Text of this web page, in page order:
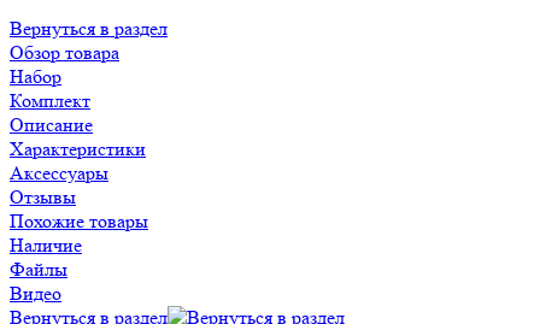
Вернуться в раздел
Обзор товара
Набор
Комплект
Описание
Характеристики
Аксессуары
Отзывы
Похожие товары
Наличие
Файлы
Видео
Вернуться в раздел